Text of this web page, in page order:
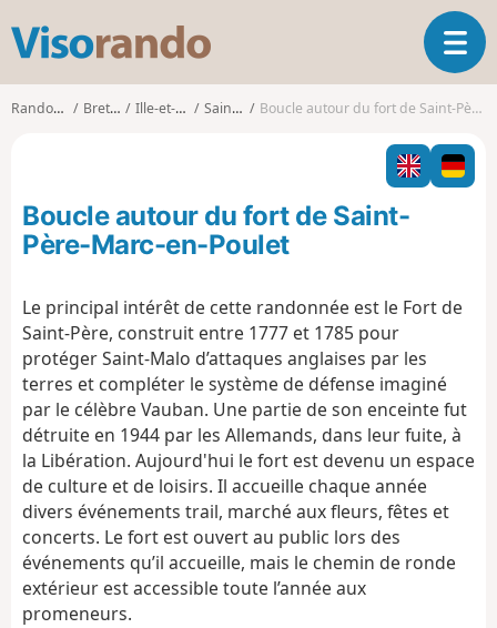
s
o
o
O
u
v
i
r
l
i
i
o
n
Randonnées Bretagne Ille-et-Vilaine Saint-Père Boucle autour du fort de Saint-Père-Marc-en-Poulet
Boucle autour du fort de Saint-
Père-Marc-en-Poulet
Le principal intérêt de cette randonnée est le Fort de
Saint-Père, construit entre 1777 et 1785 pour
protéger Saint-Malo d’attaques anglaises par les
terres et compléter le système de défense imaginé
par le célèbre Vauban. Une partie de son enceinte fut
détruite en 1944 par les Allemands, dans leur fuite, à
la Libération. Aujourd'hui le fort est devenu un espace
de culture et de loisirs. Il accueille chaque année
divers événements trail, marché aux fleurs, fêtes et
concerts. Le fort est ouvert au public lors des
événements qu’il accueille, mais le chemin de ronde
extérieur est accessible toute l’année aux
promeneurs.